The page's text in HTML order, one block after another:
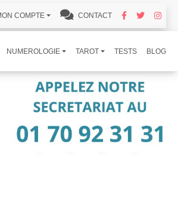
COMPTE CONTACT
NUMEROLOGIE TAROT TESTS BLOG